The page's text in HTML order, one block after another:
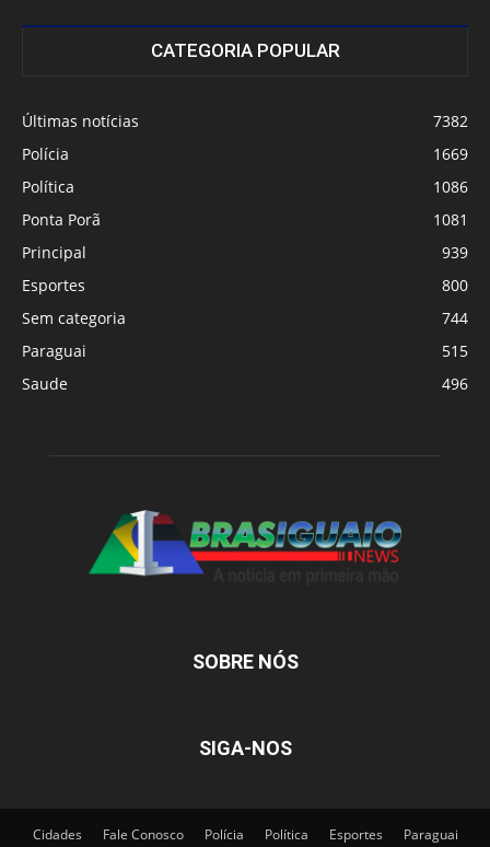
CATEGORIA POPULAR
Últimas notícias
7382
Polícia
1669
Política
1086
Ponta Porã
1081
Principal
939
Esportes
800
Sem categoria
744
Paraguai
515
Saude
496
SOBRE NÓS
SIGA-NOS
Cidades Fale Conosco Polícia Política Esportes Paraguai